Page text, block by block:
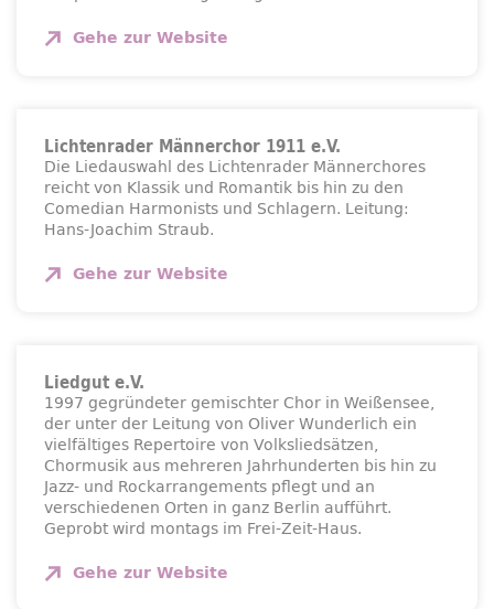
Gehe zur Website
Lichtenrader Männerchor 1911 e.V.
Die Liedauswahl des Lichtenrader Männerchores
reicht von Klassik und Romantik bis hin zu den
Comedian Harmonists und Schlagern. Leitung:
Hans-Joachim Straub.
Gehe zur Website
Liedgut e.V.
1997 gegründeter gemischter Chor in Weißensee,
der unter der Leitung von Oliver Wunderlich ein
vielfältiges Repertoire von Volksliedsätzen,
Chormusik aus mehreren Jahrhunderten bis hin zu
Jazz- und Rockarrangements pflegt und an
verschiedenen Orten in ganz Berlin aufführt.
Geprobt wird montags im Frei-Zeit-Haus.
Gehe zur Website